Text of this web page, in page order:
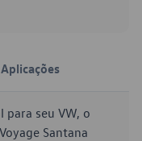
Aplicações
para seu VW, o
Santana